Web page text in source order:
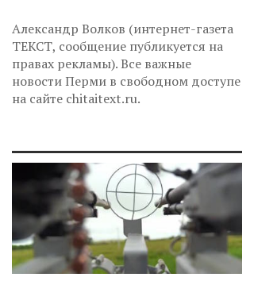
Александр Волков (интернет-газета
ТЕКСТ, сообщение публикуется на
правах рекламы). Все важные
новости Перми в свободном доступе
на сайте chitaitext.ru.